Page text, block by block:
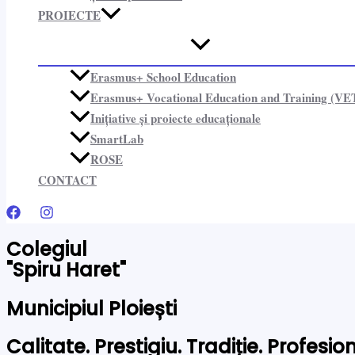
PROIECTE​
Erasmus+ School Education
Erasmus+ Vocational Education and Training
Inițiative și proiecte educaționale​
SmartLab
ROSE
CONTACT
Colegiul
"Spiru Haret"
Municipiul Ploiești
Calitate. Prestigiu. Tradiție.